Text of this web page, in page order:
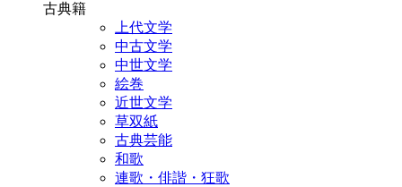
古典籍
上代文学
中古文学
中世文学
絵巻
近世文学
草双紙
古典芸能
和歌
連歌・俳諧・狂歌